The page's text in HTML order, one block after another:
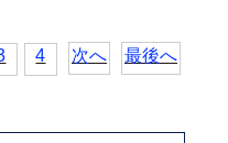
4 次へ 最後へ